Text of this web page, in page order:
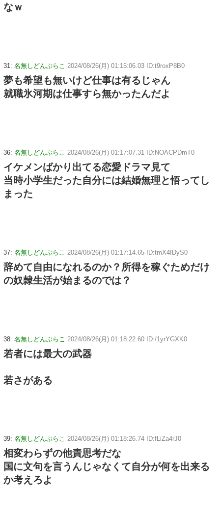
なｗ
31: 名無しどんぶらこ 2024/08/26(月) 01:15:06.03 ID:t9roxP8B0
夢も希望も無いけど仕事は有るじゃん
就職氷河期は仕事すら無かったんだよ
36: 名無しどんぶらこ 2024/08/26(月) 01:17:07.31 ID:NOACPDmT0
イケメンばかり出てる恋愛ドラマ見て
当時小学生だった自分には結婚無理と悟ってし
まった
37: 名無しどんぶらこ 2024/08/26(月) 01:17:14.65 ID:tmX4IDyS0
辞めて自由になれるのか？所得を稼ぐためだけ
の奴隷生活が始まるのでは？
38: 名無しどんぶらこ 2024/08/26(月) 01:18:22.60 ID:/1yrYGXK0
若者には最大の武器
若さがある
39: 名無しどんぶらこ 2024/08/26(月) 01:18:26.74 ID:fLiZa4rJ0
相変わらずの他責思考だな
国に文句を言うんじゃなくて自分が何を出来る
か考えろよ